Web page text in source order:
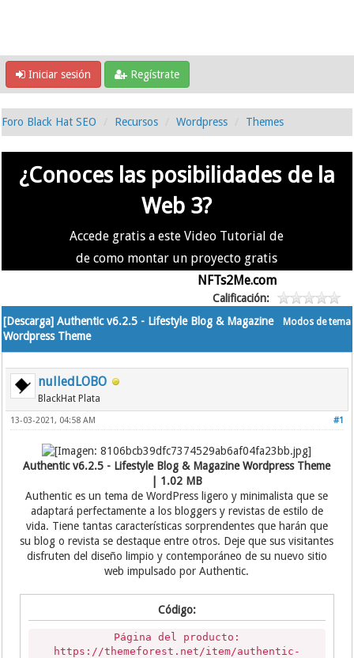
Iniciar sesión Regístrate
Foro Black Hat SEO Recursos Wordpress Themes
¿Conoces las posibilidades de la
Web 3?
Accede gratis a este Video Tutorial de
de como montar un proyecto gratis
NFTs2Me.com
Calificación:
Modos de tema
[Descarga] Authentic v6.2.5 - Lifestyle Blog & Magazine
Wordpress Theme
nulledLOBO
BlackHat Plata
#1
13-03-2021, 04:58 AM
Authentic v6.2.5 - Lifestyle Blog & Magazine Wordpress Theme
| 1.02 MB
Authentic es un tema de WordPress ligero y minimalista que se
adaptará perfectamente a los bloggers y revistas de estilo de
vida. Tiene tantas características sorprendentes que harán que
su blog o revista se destaque entre otros. Deje que sus visitantes
disfruten del diseño limpio y contemporáneo de su nuevo sitio
web impulsado por Authentic.
Código:
Página del producto:
https://themeforest.net/item/authentic-